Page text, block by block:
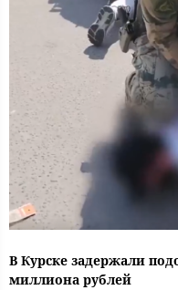
В Курске задержали
миллиона рублей